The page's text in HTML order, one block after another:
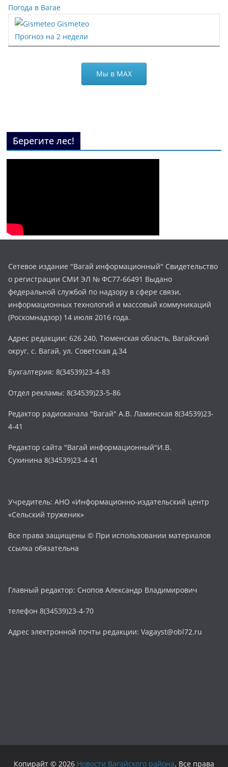
Погода в Вагае
Gismeteo
Прогноз на 2 недели
Мы в МАХ
Берегите лес!
Сетевое издание "Вагай информационный" Свидетельство
о регистрации СМИ ЭЛ № ФС77-66491 Выдано
федеральной службой по надзору в сфере связи,
информационных технологий и массовый коммуникаций
(Роскомнадзор) 14 июля 2016 года.
Адрес редакции: 626 240, Тюменская область, Вагайский
округ, с. Вагай, ул. Советская д.34
Бухгалтерия: 8(34539)23-4-83
Отдел рекламы: 8(34539)23-5-86
Редактор радиоканала "Вагай" А.В. Ламинская 8(34539)23-
4-41
Редактор сайта "Вагай информационный"И.В.
Сухинина 8(34539)23-4-41
Учредитель: АНО «Информационно-издательский центр
«Сельский труженик»
Все права защищены © При использовании материалов
ссылка обязательна
Главный редактор: Снопов Александр Владимирович
телефон 8(34539)23-4-70
Адрес электронной почты редакции: Vagayst@obl72.ru
Копирайт © 2026 Новости Вагайского района. Все права